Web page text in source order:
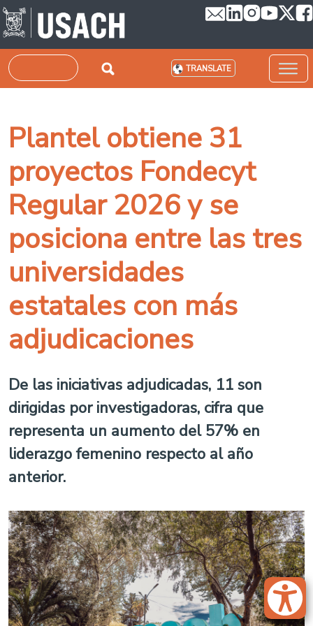
Skip to main content
Search TRANSLATE
Plantel obtiene 31
proyectos Fondecyt
Regular 2026 y se
posiciona entre las tres
universidades
estatales con más
adjudicaciones
De las iniciativas adjudicadas, 11 son
dirigidas por investigadoras, cifra que
representa un aumento del 57% en
liderazgo femenino respecto al año
anterior.